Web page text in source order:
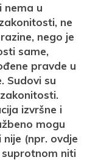
nema u
ne
nego je
same,
pravde u
Sudovi su
izvršne i
mogu
(npr. ovdje
niti